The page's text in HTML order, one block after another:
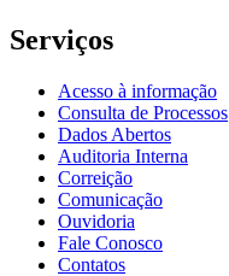
Serviços
Acesso à informação
Consulta de Processos
Dados Abertos
Auditoria Interna
Correição
Comunicação
Ouvidoria
Fale Conosco
Contatos